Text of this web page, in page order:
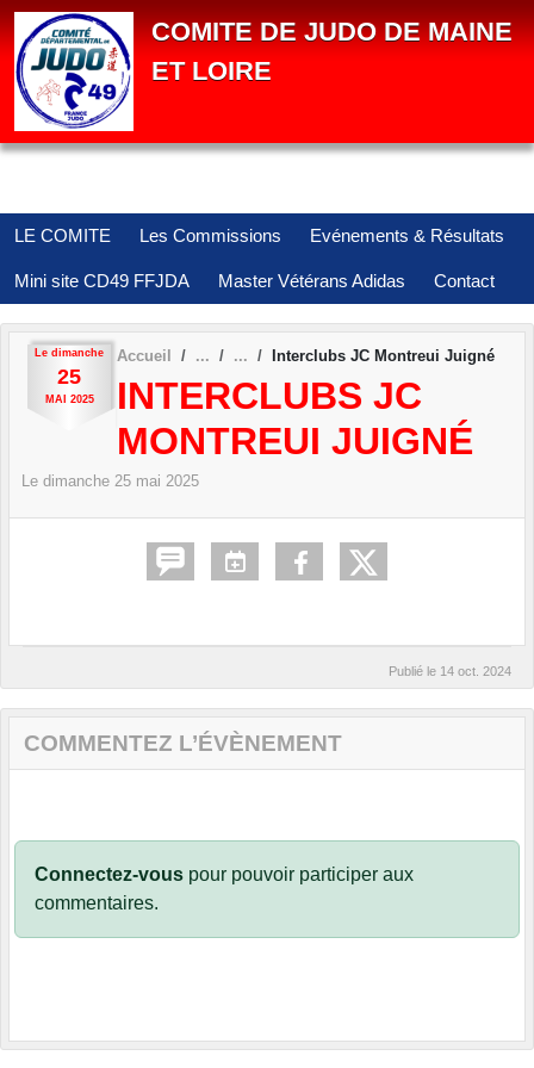
COMITE DE JUDO DE MAINE
ET LOIRE
LE COMITE Les Commissions Evénements & Résultats
Mini site CD49 FFJDA Master Vétérans Adidas Contact
Le dimanche
25
MAI 2025
Accueil Interclubs JC Montreui Juigné
INTERCLUBS JC
MONTREUI JUIGNÉ
Le dimanche 25 mai 2025
Publié le 14 oct. 2024
COMMENTEZ L’ÉVÈNEMENT
Connectez-vous pour pouvoir participer aux
commentaires.
Panneau de gestion des cookies